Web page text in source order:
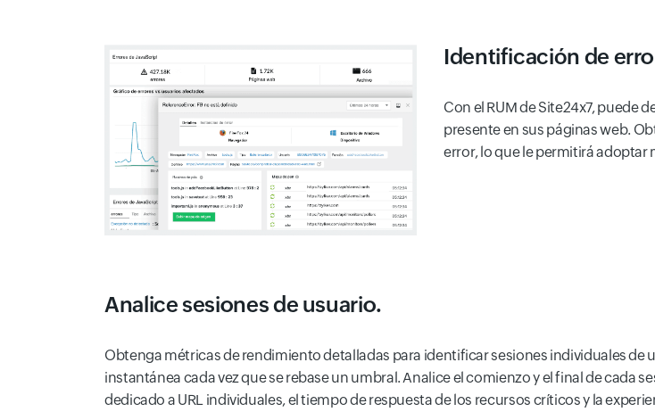
Identificación de
Con el RUM de Site24x7, puede
presente en sus páginas web.
error, lo que le permitirá adoptar
Analice sesiones de usuario.
Obtenga métricas de rendimiento detalladas para identificar sesiones individuales de
instantánea cada vez que se rebase un umbral. Analice el comienzo y el final de cada
dedicado a URL individuales, el tiempo de respuesta de los recursos críticos y la